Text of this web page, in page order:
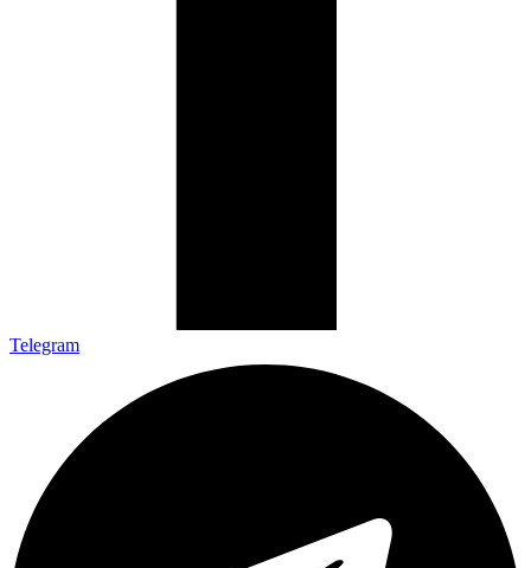
Telegram